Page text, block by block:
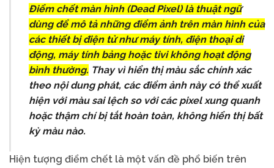
Điểm chết màn hình (Dead Pixel) là thuật ngữ
dùng để mô tả những điểm ảnh trên màn hình của
các thiết bị điện tử như máy tính, điện thoại di
động, máy tính bảng hoặc tivi không hoạt động
bình thường. Thay vì hiển thị màu sắc chính xác
theo nội dung phát, các điểm ảnh này có thể xuất
hiện với màu sai lệch so với các pixel xung quanh
hoặc thậm chí bị tắt hoàn toàn, không hiển thị bất
kỳ màu nào.
Hiện tượng điểm chết là một vấn đề phổ biến trên